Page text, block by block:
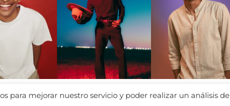
para mejorar nuestro servicio y poder realizar un análisis de